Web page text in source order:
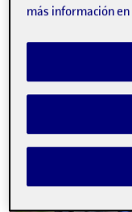
Publicado por
Olga Kaita
más información